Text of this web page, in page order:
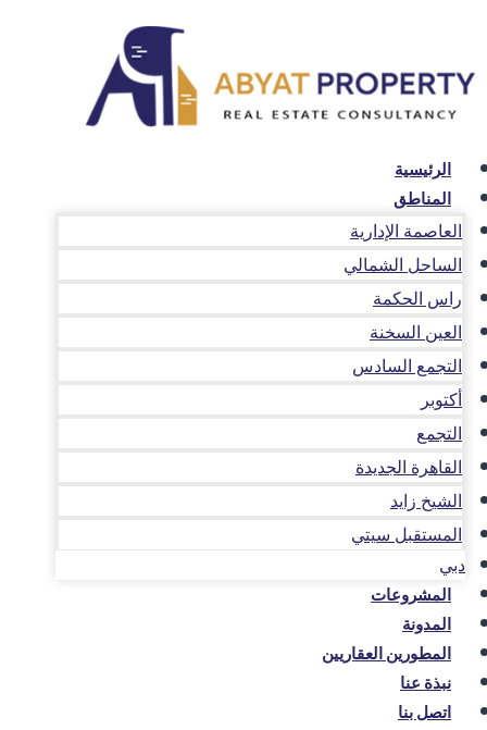
المحتوى
الرئيسية
المناطق
العاصمة الإدارية
الساحل الشمالي
راس الحكمة
العين السخنة
التجمع السادس
أكتوبر
التجمع
القاهرة الجديدة
الشيخ زايد
المستقبل سيتي
دبي
المشروعات
المدونة
المطورين العقاريين
نبذة عنا
اتصل بنا